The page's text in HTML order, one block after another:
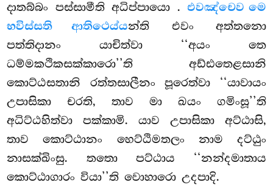
දාතබ්බං පස්සාමීති අධිප්පායො .එවඤ්චෙව මෙ
භවිස්සති ආතිථෙය්යන්ති එවං අත්තනො
පත්තිදානං යාචිත්වා ‘‘අයං තෙ
ධම්මකථිකසක්කාරො’’ති අඩ්ඪතෙළසානි
කොට්ඨසතානි රත්තසාලීනං පූරෙත්වා ‘‘යාවායං
උපාසිකා චරති, තාව මා ඛයං ගමිංසූ’’ති
අධිට්ඨහිත්වා පක්කාමි. යාව උපාසිකා අට්ඨාසි,
තාව කොට්ඨානං හෙට්ඨිමතලං නාම දට්ඨුං
නාසක්ඛිංසු. තතො පට්ඨාය ‘‘නන්දමාතාය
කොට්ඨාගාරං වියා’’ති වොහාරො උදපාදි.